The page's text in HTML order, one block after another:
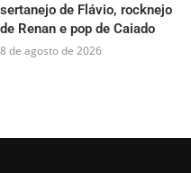
sertanejo de Flávio, rocknejo
de Renan e pop de Caiado
8 de agosto de 2026